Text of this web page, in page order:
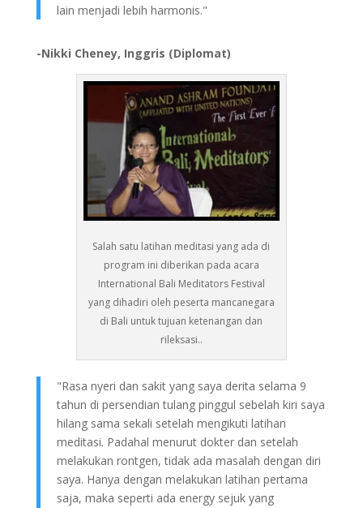
lain menjadi lebih harmonis."
-Nikki Cheney, Inggris (Diplomat)
Salah satu latihan meditasi yang ada di
program ini diberikan pada acara
International Bali Meditators Festival
yang dihadiri oleh peserta mancanegara
di Bali untuk tujuan ketenangan dan
rileksasi..
"Rasa nyeri dan sakit yang saya derita selama 9
tahun di persendian tulang pinggul sebelah kiri saya
hilang sama sekali setelah mengikuti latihan
meditasi. Padahal menurut dokter dan setelah
melakukan rontgen, tidak ada masalah dengan diri
saya. Hanya dengan melakukan latihan pertama
saja, maka seperti ada energy sejuk yang